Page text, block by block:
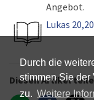
Durch die
stimmen Sie der
zu. Weitere
Angebot.
Lukas
Diesen Artikel